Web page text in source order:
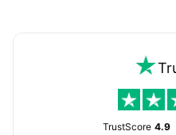
TrustScore 4.9